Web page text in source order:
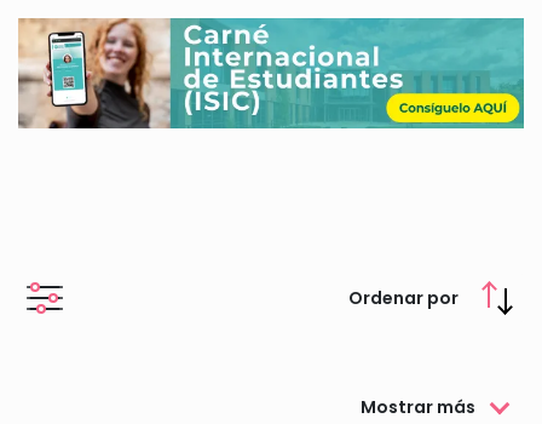
colaboran con universidades y fundaciones para financiar
otras becas. Entre las becas Santander podemos encontrar
modalidades de movilidad, investigación, estudio, premios,
cursos y formación y prácticas.
En esta página encontrarás toda la información sobre las
Ordenar por
Mostrar más